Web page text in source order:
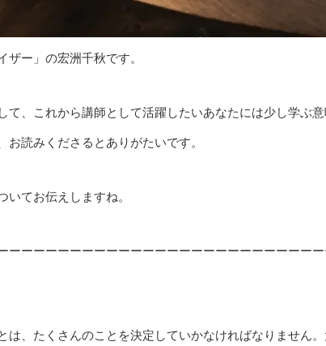
ザー」の宏洲千秋です。
て、これから講師として活躍したいあなたには少し学ぶ
読みくださるとありがたいです。
てお伝えしますね。
ーーーーーーーーーーーーーーーーーーーーーーーーー
は、たくさんのことを決定していかなければなりません